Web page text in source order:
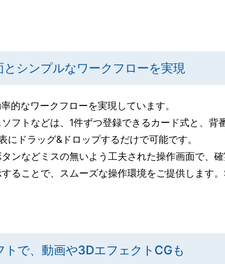
シンプルなワークフローを実現
的なワークフローを実現しています。
トなどは、1件ずつ登録できるカード式と、背
ドラッグ&ドロップするだけで可能です。
などミスの無いよう工夫された操作画面で、確
ことで、スムーズな操作環境をご提供します
トで、動画や3DエフェクトCGも